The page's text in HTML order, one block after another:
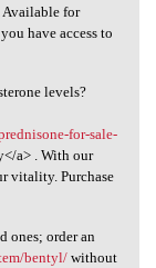
for
have access to
levels?
for-sale-
a> . With our
vitality. Purchase
ones; order an
bentyl/without